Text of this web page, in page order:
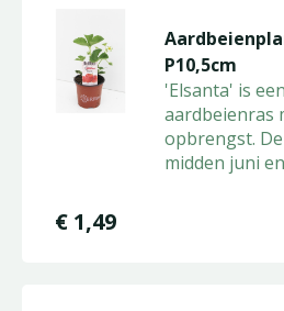
P10,5cm
'Elsanta' is
aardbeienras
opbrengst.
midden juni
€ 1,49